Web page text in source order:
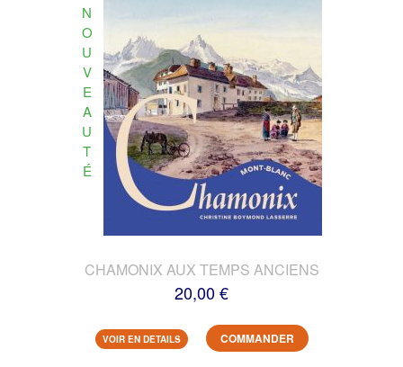
N
O
U
V
E
A
U
T
É
CHAMONIX AUX TEMPS ANCIENS
20,00 €
VOIR EN DETAILS COMMANDER